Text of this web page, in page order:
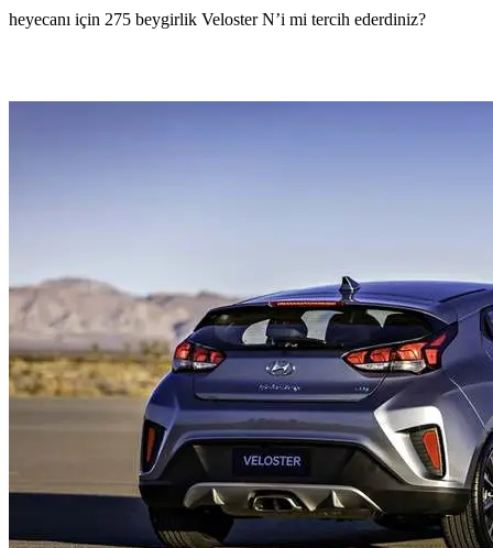
heyecanı için 275 beygirlik Veloster N’i mi tercih ederdiniz?